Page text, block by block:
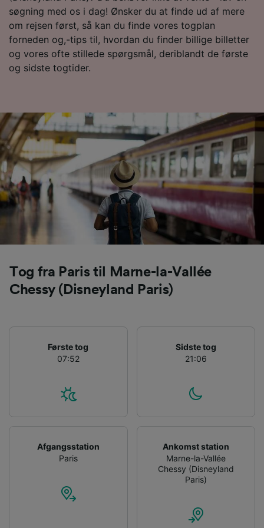
søgning med os i dag! Ønsker du at finde ud af mere
om rejsen først, så kan du finde vores togplan
forneden og,-tips til, hvordan du finder billige billetter
og vores ofte stillede spørgsmål, deriblandt de første
og sidste togtider.
Tog fra Paris til Marne-la-Vallée
Chessy (Disneyland Paris)
Første tog
07:52
Sidste tog
21:06
Afgangsstation
Paris
Ankomst station
Marne-la-Vallée
Chessy (Disneyland
Paris)
spore dig.
Vi og vores partnere behandler data for at
levere:
Bruge præcise geografiske
placeringsoplysninger. Aktivt scanne
enhed. Tilpasset annoncering og indhold,
annoncerings- og indholdsmåling,
målgruppeundersøgelser og udvikling af
tjenester.
Liste over partnere (leverandører)